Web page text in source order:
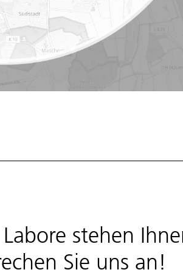
stehen
Sie uns an!